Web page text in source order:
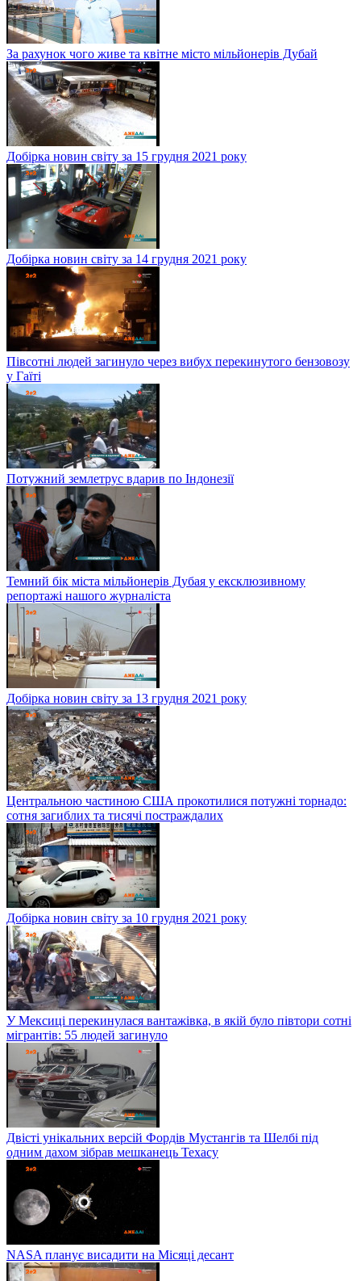
За рахунок чого живе та квітне місто мільйонерів Дубай
Добірка новин світу за 15 грудня 2021 року
Добірка новин світу за 14 грудня 2021 року
Півсотні людей загинуло через вибух перекинутого бензовозу
у Гаїті
Потужний землетрус вдарив по Індонезії
Темний бік міста мільйонерів Дубая у ексклюзивному
репортажі нашого журналіста
Добірка новин світу за 13 грудня 2021 року
Центральною частиною США прокотилися потужні торнадо:
сотня загиблих та тисячі постраждалих
Добірка новин світу за 10 грудня 2021 року
У Мексиці перекинулася вантажівка, в якій було півтори сотні
мігрантів: 55 людей загинуло
Двісті унікальних версій Фордів Мустангів та Шелбі під
одним дахом зібрав мешканець Техасу
NASA планує висадити на Місяці десант